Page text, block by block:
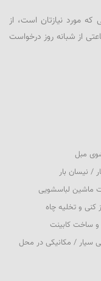
مورد نیازتان است، از
از شبانه روز درخواست
مبل
/ نیسان بار
ماشین لباسشویی
کنی و تخلیه چاه
ساخت کابینت
سیار / مکانیکی در محل